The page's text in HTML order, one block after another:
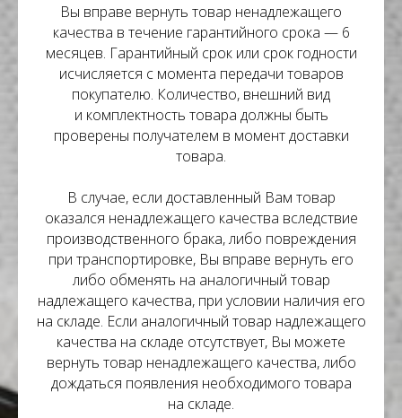
Вы вправе вернуть товар ненадлежащего
качества в течение гарантийного срока — 6
месяцев. Гарантийный срок или срок годности
исчисляется с момента передачи товаров
покупателю. Количество, внешний вид
и комплектность товара должны быть
проверены получателем в момент доставки
товара.
В случае, если доставленный Вам товар
оказался ненадлежащего качества вследствие
производственного брака, либо повреждения
при транспортировке, Вы вправе вернуть его
либо обменять на аналогичный товар
надлежащего качества, при условии наличия его
на складе. Если аналогичный товар надлежащего
качества на складе отсутствует, Вы можете
вернуть товар ненадлежащего качества, либо
дождаться появления необходимого товара
на складе.